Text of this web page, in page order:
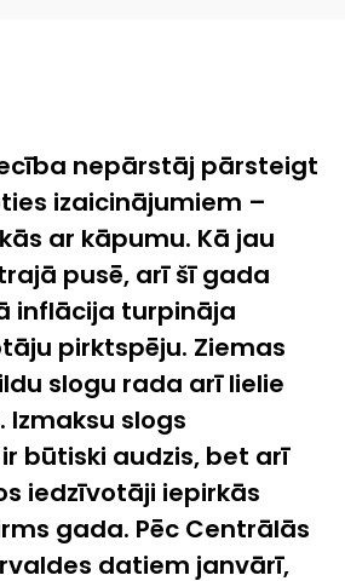
nepārstāj pārsteigt
izaicinājumiem –
ar kāpumu. Kā jau
pusē, arī šī gada
inflācija turpināja
pirktspēju. Ziemas
slogu rada arī lielie
Izmaksu slogs
būtiski audzis, bet arī
iedzīvotāji iepirkās
gada. Pēc Centrālās
datiem janvārī,